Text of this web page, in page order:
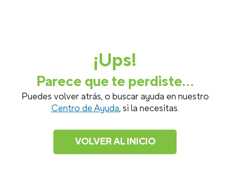
¡Ups!
Parece que te perdiste...
Puedes volver atrás, o buscar ayuda en nuestro
Centro de Ayuda, si la necesitas.
VOLVER AL INICIO